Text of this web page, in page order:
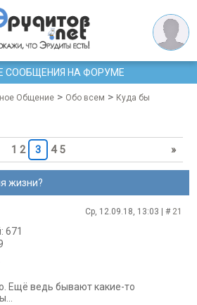
СООБЩЕНИЯ НА ФОРУМЕ
Общение > Обо всем > Куда бы
1 2 3 4 5 »
жизни?
Ср, 12.09.18, 13:03 | # 21
671
Ещё ведь бывают какие-то